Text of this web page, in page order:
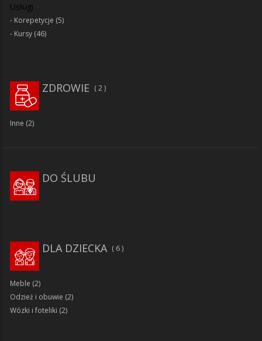
Usługi
Korepetycje (5)
Kursy (46)
ZDROWIE 2
Inne (2)
DO ŚLUBU
6
DLA DZIECKA
Meble (2)
Odzież i obuwie (2)
Wózki i foteliki (2)